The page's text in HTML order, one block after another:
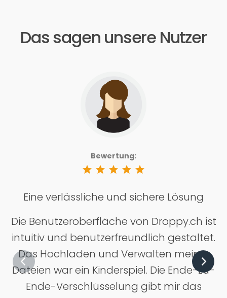
Das sagen unsere Nutzer
Bewertung:
star star star star star
Eine verlässliche und sichere Lösung
Die Benutzeroberfläche von Droppy.ch ist
intuitiv und benutzerfreundlich gestaltet.
Das Hochladen und Verwalten meiner
Dateien war ein Kinderspiel. Die Ende-zu-
Ende-Verschlüsselung gibt mir das